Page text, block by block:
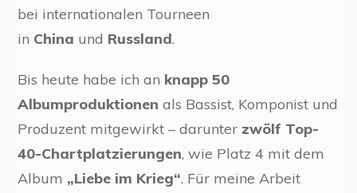
bei internationalen Tourneen
in China und Russland.
Bis heute habe ich an knapp 50
Albumproduktionen als Bassist, Komponist und
Produzent mitgewirkt – darunter zwölf Top-
40-Chartplatzierungen, wie Platz 4 mit dem
Album „Liebe im Krieg“. Für meine Arbeit